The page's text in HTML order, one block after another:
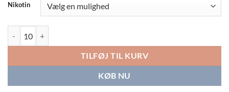
Nikotin
TILFØJ TIL KURV
KØB NU